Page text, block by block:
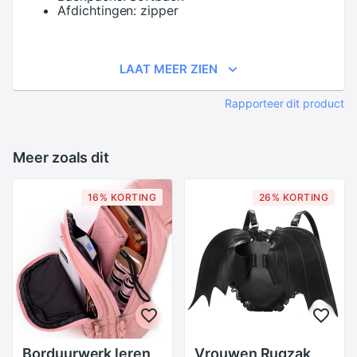
Afdichtingen: zipper
LAAT MEER ZIEN
Rapporteer dit product
Meer zoals dit
16% KORTING
Borduurwerk leren
26% KORTING
Vrouwen Rugzak